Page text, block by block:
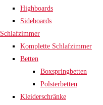
Highboards
Sideboards
Schlafzimmer
Komplette Schlafzimmer
Betten
Boxspringbetten
Polsterbetten
Kleiderschränke